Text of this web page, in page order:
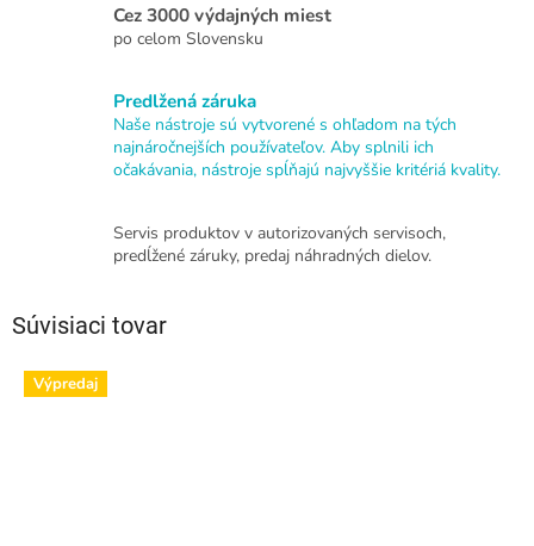
Cez 3000 výdajných miest
po celom Slovensku
Predlžená záruka
Naše nástroje sú vytvorené s ohľadom na tých
najnáročnejších používateľov. Aby splnili ich
očakávania, nástroje spĺňajú najvyššie kritériá kvality.
Servis produktov v autorizovaných servisoch,
predĺžené záruky, predaj náhradných dielov.
Súvisiaci tovar
Výpredaj